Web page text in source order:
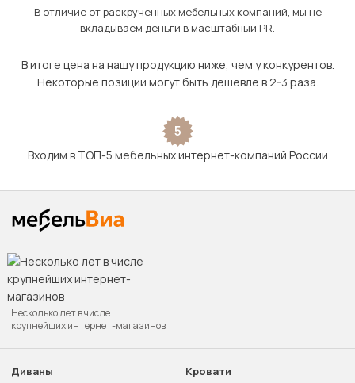
В отличие от раскрученных мебельных компаний, мы не
вкладываем деньги в масштабный PR.
В итоге цена на нашу продукцию ниже, чем у конкурентов.
Некоторые позиции могут быть дешевле в 2-3 раза.
5
Входим в ТОП-5 мебельных интернет-компаний России
Несколько лет в числе
крупнейших интернет-магазинов
Диваны
Кровати